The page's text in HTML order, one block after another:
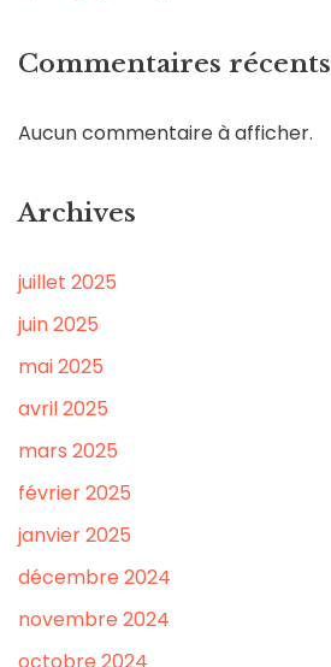
Commentaires récents
Aucun commentaire à afficher.
Archives
juillet 2025
juin 2025
mai 2025
avril 2025
mars 2025
février 2025
janvier 2025
décembre 2024
novembre 2024